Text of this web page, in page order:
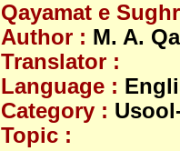
Qayamat e
Author : M. A.
Translator :
Language :
Category :
Topic :